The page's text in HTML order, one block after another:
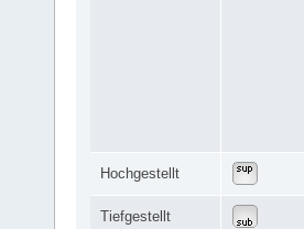
Hochgestellt
Tiefgestellt